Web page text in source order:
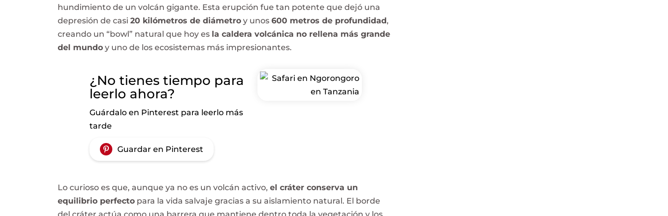
hundimiento de un volcán gigante. Esta erupción fue tan potente que dejó una
depresión de casi20 kilómetros de diámetro y unos600 metros de profundidad ,
creando un “bowl” natural que hoy es la caldera volcánica no rellena más grande
del mundo y uno de los ecosistemas más impresionantes.
¿No tienes tiempo para
leerlo ahora?
Guárdalo en Pinterest para leerlo más
tarde
Guardar en Pinterest
Lo curioso es que, aunque ya no es un volcán activo,el cráter conserva un
equilibrio perfecto para la vida salvaje gracias a su aislamiento natural. El borde